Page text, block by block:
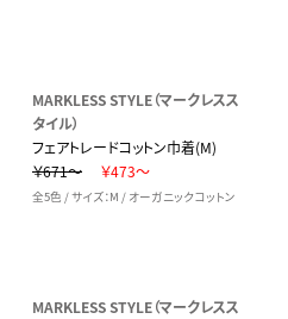
MARKLESS STYLE（マークレスス
タイル）
フェアトレードコットン巾着(M)
￥671～
￥473～
全5色 / サイズ：M / オーガニックコットン
MARKLESS STYLE（マークレスス